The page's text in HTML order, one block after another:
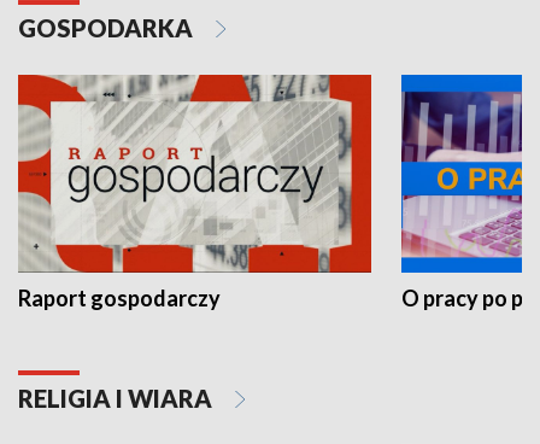
GOSPODARKA
Raport gospodarczy O pracy po
RELIGIA I WIARA